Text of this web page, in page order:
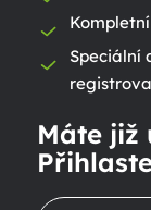
Speciální
Máte již